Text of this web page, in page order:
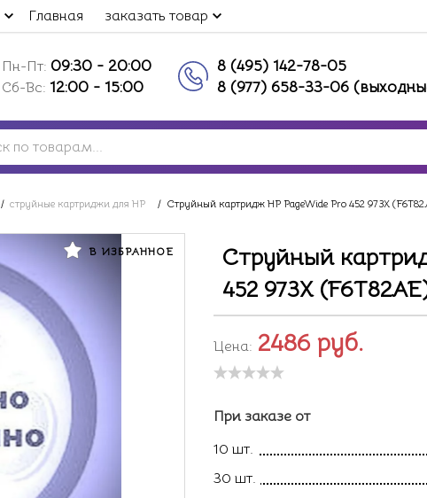
Главная заказать товар
Пн-Пт: 09:30 - 20:00
Сб-Вс: 12:00 - 15:00
8 (495) 142-78-05
8 (977) 658-33-06
/ струйные картриджи для HP / Струйный картридж HP PageWide Pro 452 973X
В ИЗБРАННОЕ
Струйный
452 973X
Цена: 2486 руб.
При заказе от
10 шт.
30 шт.